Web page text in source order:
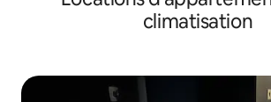
climatisation